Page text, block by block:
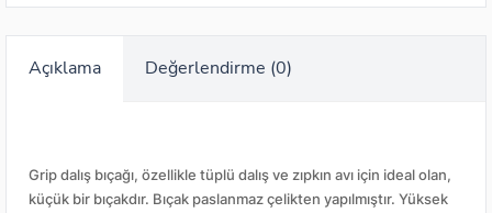
Açıklama Değerlendirme (0)
Grip dalış bıçağı, özellikle tüplü dalış ve zıpkın avı için ideal olan,
küçük bir bıçakdır. Bıçak paslanmaz çelikten yapılmıştır. Yüksek